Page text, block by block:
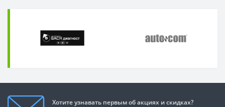
Хотите узнавать первым об акциях и скидках?